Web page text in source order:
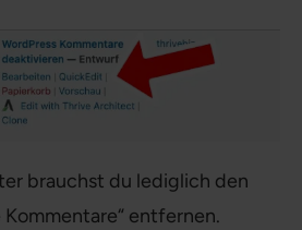
brauchst du lediglich den
Kommentare“ entfernen.